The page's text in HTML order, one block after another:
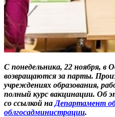
С понедельника, 22 ноября, в
возвращаются за парты.
учреждениях образования,
полный курс вакцинации. Об
со ссылкой на Департамент
облгосадминистрации.